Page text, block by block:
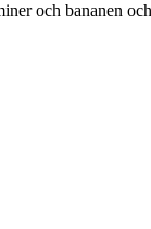
och bananen